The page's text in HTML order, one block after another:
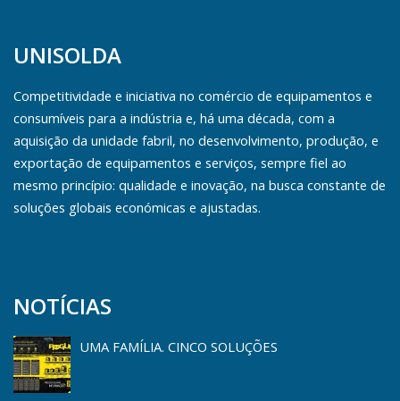
UNISOLDA
Competitividade e iniciativa no comércio de equipamentos e
consumíveis para a indústria e, há uma década, com a
aquisição da unidade fabril, no desenvolvimento, produção, e
exportação de equipamentos e serviços, sempre fiel ao
mesmo princípio: qualidade e inovação, na busca constante de
soluções globais económicas e ajustadas.
NOTÍCIAS
UMA FAMÍLIA. CINCO SOLUÇÕES